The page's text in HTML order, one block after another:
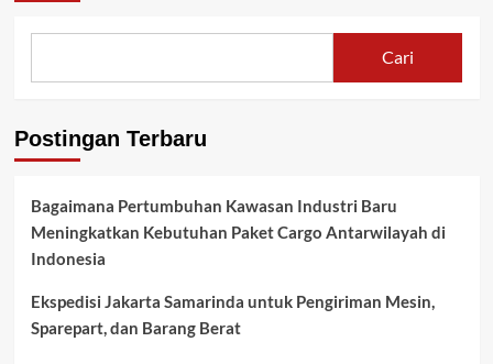
Cari
Postingan Terbaru
Bagaimana Pertumbuhan Kawasan Industri Baru
Meningkatkan Kebutuhan Paket Cargo Antarwilayah di
Indonesia
Ekspedisi Jakarta Samarinda untuk Pengiriman Mesin,
Sparepart, dan Barang Berat